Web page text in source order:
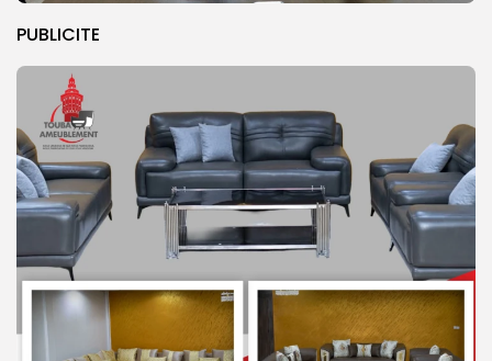
PUBLICITE